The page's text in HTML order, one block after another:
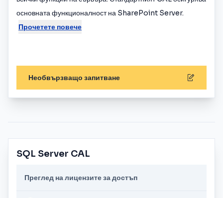
основната функционалност на SharePoint Server.
Прочетете повече
Необвързващо запитване
SQL Server CAL
Преглед на лицензите за достъп